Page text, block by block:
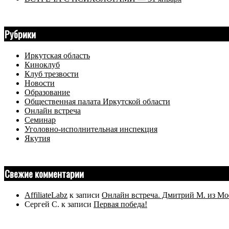
Рубрики
Иркутская область
Киноклуб
Клуб трезвости
Новости
Образование
Общественная палата Иркутской области
Онлайн встреча
Семинар
Уголовно-исполнительная инспекция
Якутия
Свежие комментарии
AffiliateLabz к записи Онлайн встреча. Дмитрий М. из
Сергей С. к записи Первая победа!